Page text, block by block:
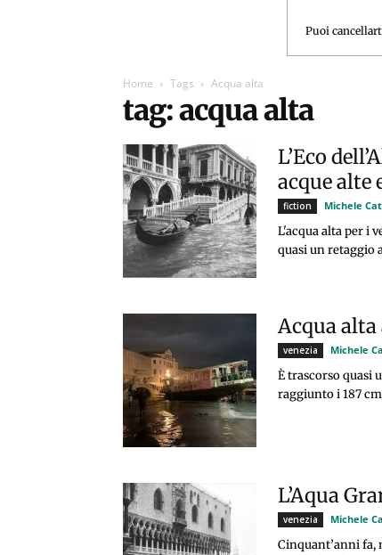
Puoi
Home Tags Acqua alta
tag: acqua alta
L’Eco
acque alte
fiction Michele
L'acqua alta per i
quasi un retaggio
Acqua alta
venezia Michele
È trascorso quasi
raggiunto i 187
L’Aqua
venezia Michele
Cinquant’anni fa,